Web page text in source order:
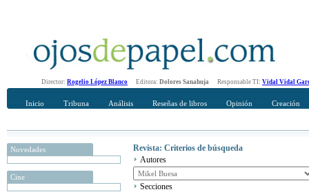
Director: Rogelio López Blanco Editora: Dolores Sanahuja Responsable TI: Vidal Vidal
Inicio Tribuna Análisis Reseñas de libros Opinión Creación
Novedades
Cine
Revista: Criterios de búsqueda
Autores
Secciones